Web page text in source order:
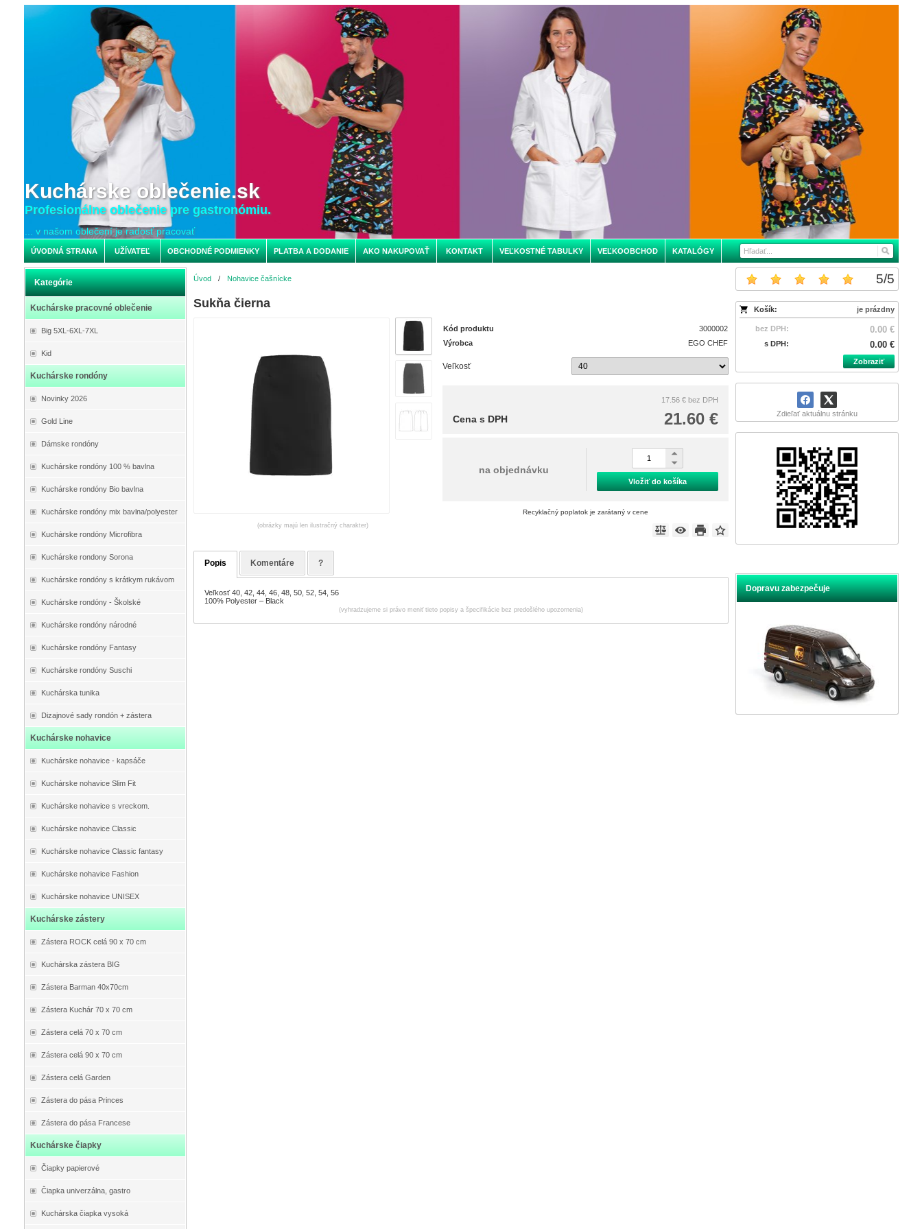
Kuchárske oblečenie.sk
Profesionálne oblečenie pre gastronómiu.
... v našom oblečení je radosť pracovať
ÚVODNÁ STRANA UŽÍVATEĽ OBCHODNÉ PODMIENKY PLATBA A DODANIE AKO NAKUPOVAŤ KONTAKT VEĽKOSTNÉ TABULKY VEĽKOOBCHOD KATALÓGY
Kategórie
Kuchárske pracovné oblečenie
Big 5XL-6XL-7XL
Kid
Kuchárske rondóny
Novinky 2026
Gold Line
Dámske rondóny
Kuchárske rondóny 100 % bavlna
Kuchárske rondóny Bio bavlna
Kuchárske rondóny mix bavlna/polyester
Kuchárske rondóny Microfibra
Kuchárske rondony Sorona
Kuchárske rondóny s krátkym rukávom
Kuchárske rondóny - Školské
Kuchárske rondóny národné
Kuchárske rondóny Fantasy
Kuchárske rondóny Suschi
Kuchárska tunika
Dizajnové sady rondón + zástera
Kuchárske nohavice
Kuchárske nohavice - kapsáče
Kuchárske nohavice Slim Fit
Kuchárske nohavice s vreckom.
Kuchárske nohavice Classic
Kuchárske nohavice Classic fantasy
Kuchárske nohavice Fashion
Kuchárske nohavice UNISEX
Kuchárske zástery
Zástera ROCK celá 90 x 70 cm
Kuchárska zástera BIG
Zástera Barman 40x70cm
Zástera Kuchár 70 x 70 cm
Zástera celá 70 x 70 cm
Zástera celá 90 x 70 cm
Zástera celá Garden
Zástera do pása Princes
Zástera do pása Francese
Kuchárske čiapky
Čiapky papierové
Čiapka univerzálna, gastro
Kuchárska čiapka vysoká
5/5
Košík: je prázdny
bez DPH: 0.00 €
s DPH: 0.00 €
Zobraziť
Zdieľať aktuálnu stránku
Dopravu zabezpečuje
Úvod / Nohavice čašnícke
Sukňa čierna
(obrázky majú len ilustračný charakter)
Kód produktu
3000002
Výrobca
EGO CHEF
Veľkosť
17.56 € bez DPH
21.60 €
Cena s DPH
na objednávku
Vložiť do košíka
Recyklačný poplatok je zarátaný v cene
Popis Komentáre ?
Veľkosť 40, 42, 44, 46, 48, 50, 52, 54, 56
100% Polyester – Black
(vyhradzujeme si právo meniť tieto popisy a špecifikácie bez predošlého upozornenia)